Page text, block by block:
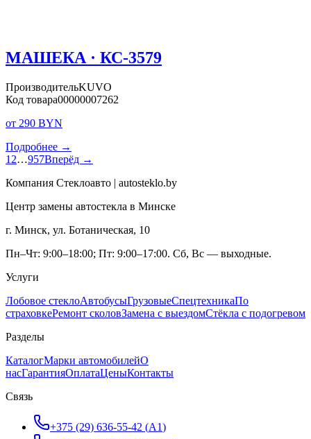
МАШЕКА · КС-3579
ПроизводительKUVO
Код товара00000007262
от 290 BYN
Подробнее →
1 2…957Вперёд →
Компания Стеклоавто | autosteklo.by
Центр замены автостекла в Минске
г. Минск, ул. Ботаническая, 10
Пн–Чт: 9:00–18:00; Пт: 9:00–17:00. Сб, Вс — выходные.
Услуги
Лобовое стеклоАвтобусыГрузовыеСпецтехникаПо
страховкеРемонт сколовЗамена с выездомСтёкла с подогревом
Разделы
КаталогМарки автомобилейО
насГарантияОплатаЦеныКонтакты
Связь
+375 (29) 636-55-42 (A1)